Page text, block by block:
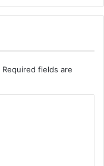
Required fields are